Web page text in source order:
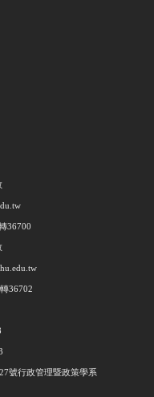
36700
36702
號行政管理暨政策學系